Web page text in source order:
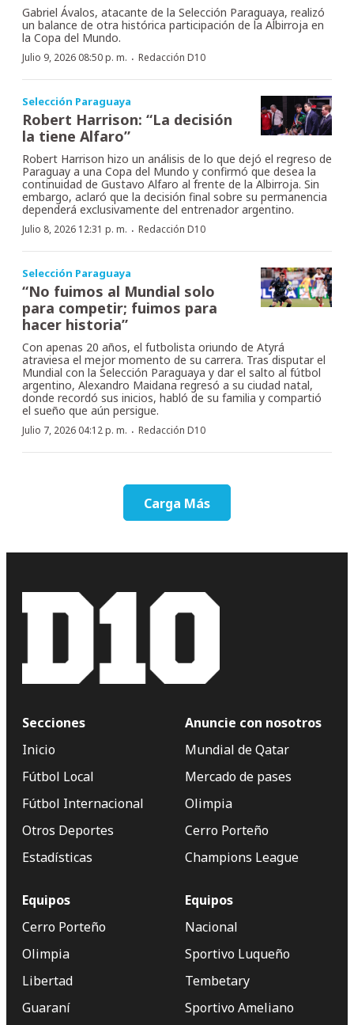
Gabriel Ávalos, atacante de la Selección Paraguaya, realizó
un balance de otra histórica participación de la Albirroja en
la Copa del Mundo.
Julio 9, 2026 08:50 p. m. · Redacción D10
Selección Paraguaya
Robert Harrison: “La decisión
la tiene Alfaro”
Robert Harrison hizo un análisis de lo que dejó el regreso de
Paraguay a una Copa del Mundo y confirmó que desea la
continuidad de Gustavo Alfaro al frente de la Albirroja. Sin
embargo, aclaró que la decisión final sobre su permanencia
dependerá exclusivamente del entrenador argentino.
Julio 8, 2026 12:31 p. m. · Redacción D10
Selección Paraguaya
“No fuimos al Mundial solo
para competir; fuimos para
hacer historia”
Con apenas 20 años, el futbolista oriundo de Atyrá
atraviesa el mejor momento de su carrera. Tras disputar el
Mundial con la Selección Paraguaya y dar el salto al fútbol
argentino, Alexandro Maidana regresó a su ciudad natal,
donde recordó sus inicios, habló de su familia y compartió
el sueño que aún persigue.
Julio 7, 2026 04:12 p. m. · Redacción D10
Carga Más
Secciones
Inicio
Fútbol Local
Fútbol Internacional
Otros Deportes
Estadísticas
Anuncie con nosotros
Mundial de Qatar
Mercado de pases
Olimpia
Cerro Porteño
Champions League
Equipos
Cerro Porteño
Olimpia
Libertad
Guaraní
Equipos
Nacional
Sportivo Luqueño
Tembetary
Sportivo Ameliano